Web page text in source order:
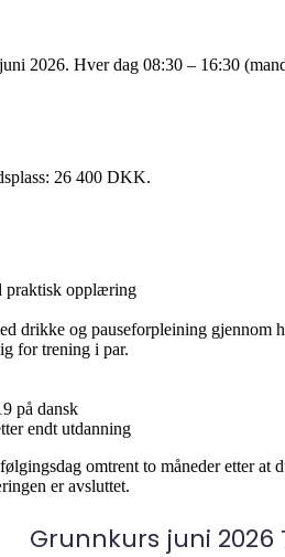
2026. Hver dag 08:30 – 16:30
26 400 DKK.
praktisk opplæring
drikke og pauseforpleining gjennom
for trening i par.
på dansk
endt utdanning
omtrent to måneder etter
er avsluttet.
Grunnkurs juni 2026